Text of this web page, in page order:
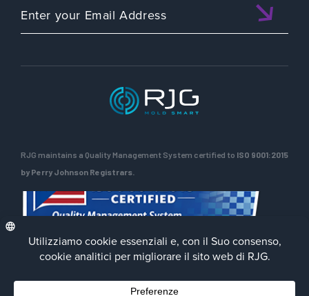
RJG maintains a Quality Management System certified to ISO 9001:2015
by Perry Johnson Registrars.